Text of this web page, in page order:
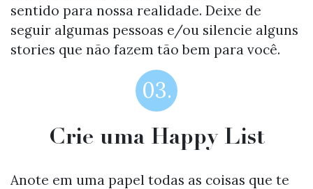
sentido para nossa realidade. Deixe de
seguir algumas pessoas e/ou silencie alguns
stories que não fazem tão bem para você.
03.
Crie uma Happy List
Anote em uma papel todas as coisas que te